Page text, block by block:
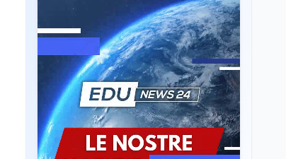
Ricerca6 ago
Il rivelatore che 'vede' i
reattori spenti
attraverso 400 metri di
roccia
Scuola6 ago
Posizioni economiche
ATA: la matematica
degli arretrati fino a
4.150 euro